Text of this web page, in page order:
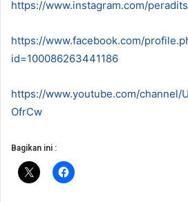
https://www.instagram.com/
https://www.facebook.com/
id=100086263441186
https://www.youtube.com/channel/
OfrCw
Bagikan ini :